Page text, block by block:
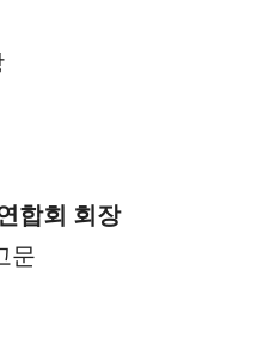
합회 회장
문